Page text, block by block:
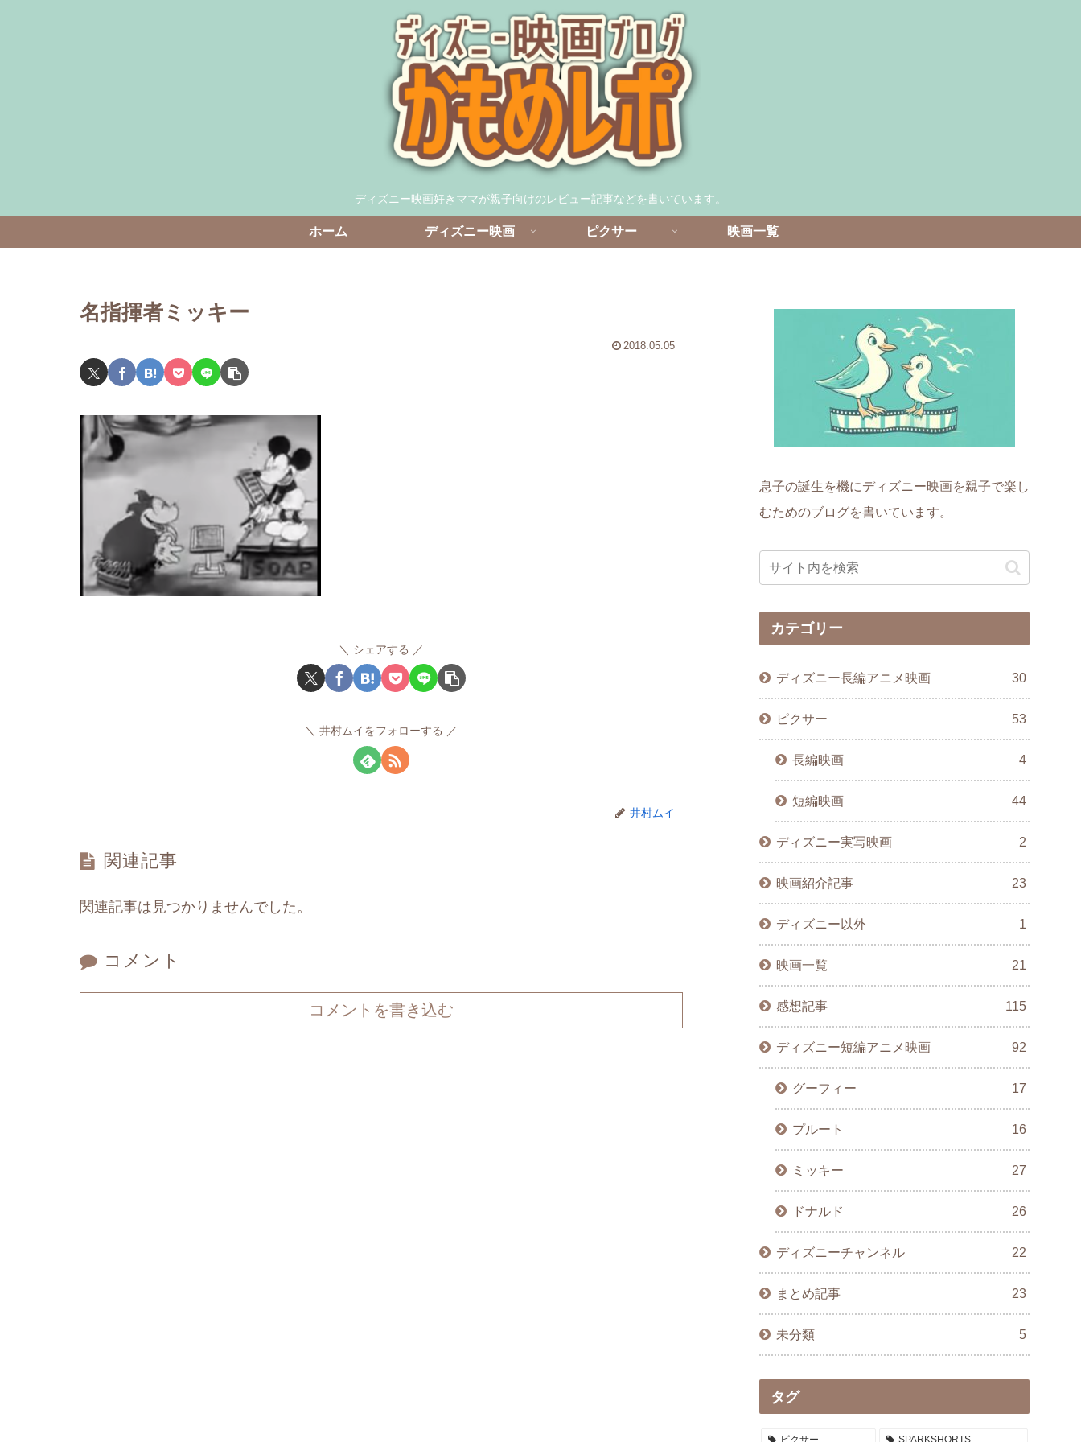
ディズニー映画好きママが親子向けのレビュー記事などを書いています。
ホーム ディズニー映画 ピクサー 映画一覧
名指揮者ミッキー
2018.05.05
シェアする
井村ムイをフォローする
井村ムイ
関連記事
関連記事は見つかりませんでした。
コメント
コメントを書き込む
息子の誕生を機にディズニー映画を親子で楽し
むためのブログを書いています。
カテゴリー
ディズニー長編アニメ映画 30
ピクサー 53
長編映画 4
短編映画 44
ディズニー実写映画 2
映画紹介記事 23
ディズニー以外 1
映画一覧 21
感想記事 115
ディズニー短編アニメ映画 92
グーフィー 17
プルート 16
ミッキー 27
ドナルド 26
ディズニーチャンネル 22
まとめ記事 23
未分類 5
タグ
ピクサー SPARKSHORTS